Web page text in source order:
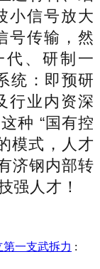
小信号放大
号传输，然
代、研制一
统：即预研
行业内资深
种 “国有控
模式，人才
济钢内部转
强人才！
一支武拆力 :